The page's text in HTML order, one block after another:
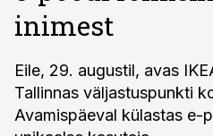
inimest
Eile, 29. augustil, avas
Tallinnas väljastuspunkti
Avamispäeval külastas e-